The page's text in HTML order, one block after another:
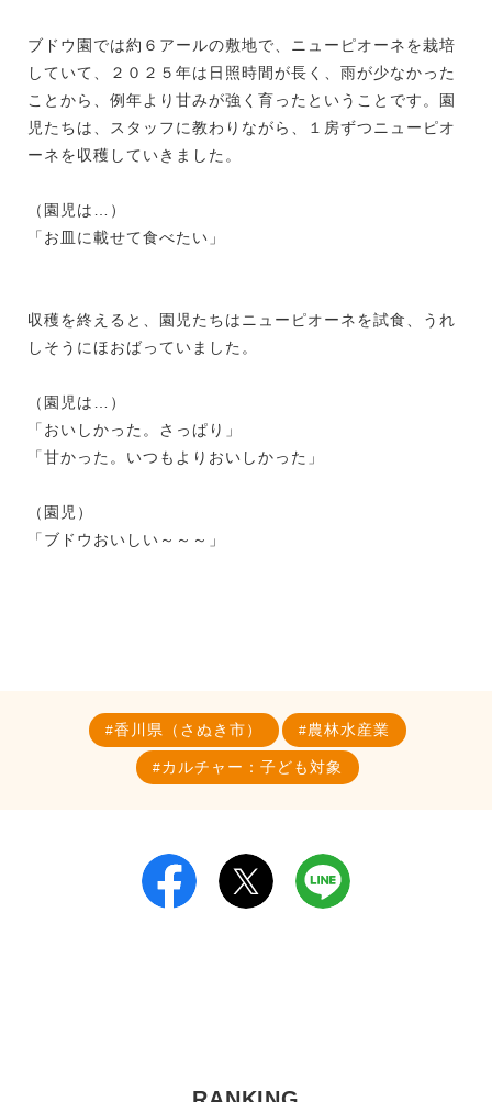
ブドウ園では約６アールの敷地で、ニューピオーネを栽培
していて、２０２５年は日照時間が長く、雨が少なかった
ことから、例年より甘みが強く育ったということです。園
児たちは、スタッフに教わりながら、１房ずつニューピオ
ーネを収穫していきました。
（園児は…）
「お皿に載せて食べたい」
収穫を終えると、園児たちはニューピオーネを試食、うれ
しそうにほおばっていました。
（園児は…）
「おいしかった。さっぱり」
「甘かった。いつもよりおいしかった」
（園児）
「ブドウおいしい～～～」
香川県（さぬき市） 農林水産業
カルチャー：子ども対象